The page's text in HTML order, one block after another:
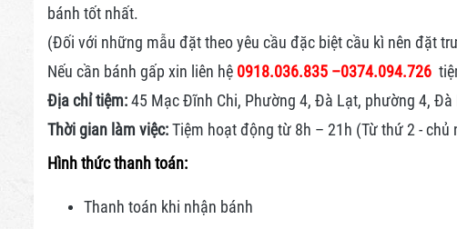
bánh tốt nhất.
(Đối với những mẫu đặt theo yêu cầu đặc biệt cầu kì nên đặt
Nếu cần bánh gấp xin liên hệ 0918.036.835 –0374.094.726
Địa chỉ tiệm:45 Mạc Đĩnh Chi, Phường 4, Đà Lạt, phường 4, Đà
Thời gian làm việc:Tiệm hoạt động từ 8h – 21h (Từ thứ 2 - chủ
Hình thức thanh toán:
Thanh toán khi nhận bánh